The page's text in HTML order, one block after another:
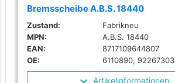
Bremsscheibe A.B.S. 18440
Zustand:
Fabrikneu
MPN:
A.B.S. 18440
EAN:
8717109644807
OE:
6110890, 92267303
Artikelinformationen